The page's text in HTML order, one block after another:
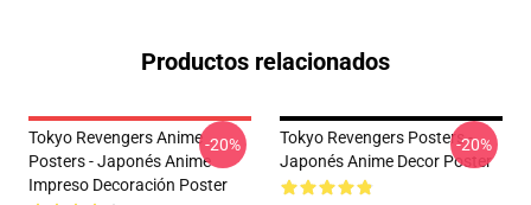
Productos relacionados
Tokyo Revengers Anime
Posters - Japonés Anime
Impreso Decoración Poster
-20%
Tokyo Revengers Posters -
Japonés Anime Decor Poster
-20%